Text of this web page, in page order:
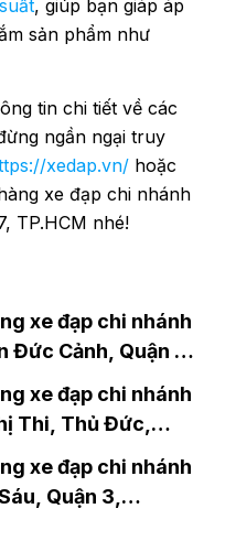
, giúp bạn giáp áp
sản phẩm như
tin chi tiết về các
ngần ngại truy
xedap.vn/ hoặc
xe đạp chi nhánh
TP.HCM nhé!
xe đạp chi nhánh
Đức Cảnh, Quận 7,
uy tín, giá tốt
xe đạp chi nhánh
Thi, Thủ Đức,
giá tốt, uy tín
xe đạp chi nhánh
Quận 3,